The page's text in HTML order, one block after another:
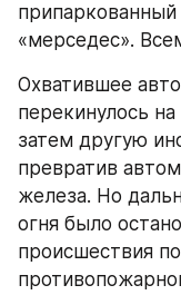
«мерседес».
Охватившее
перекинулось
затем другую
превратив
железа. Но
огня было
происшествия